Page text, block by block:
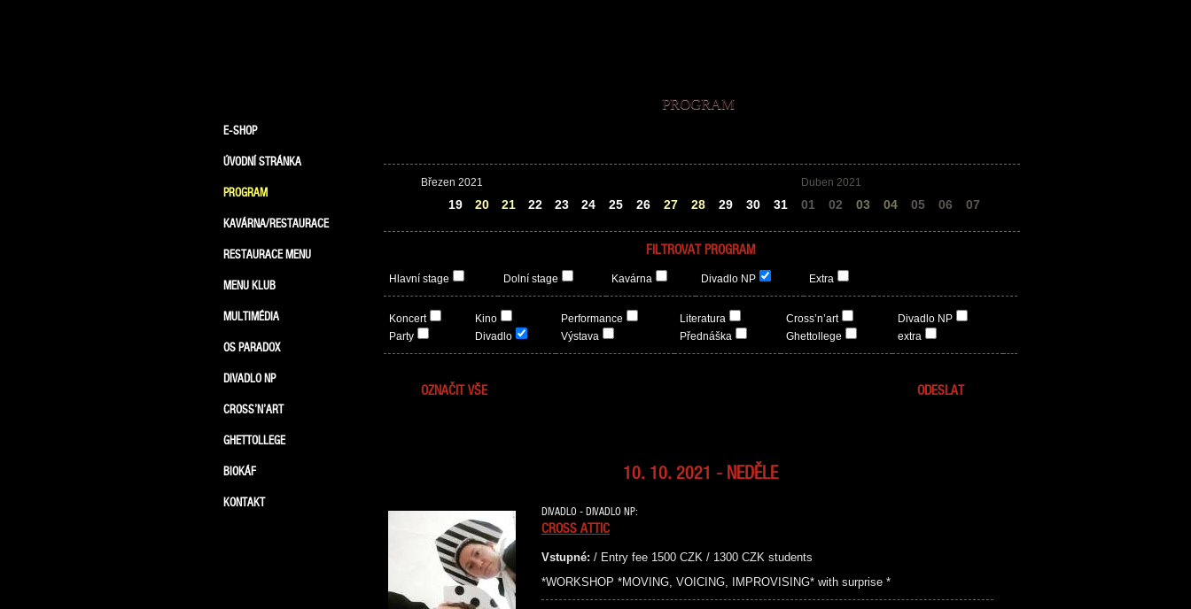
E-SHOP
ÚVODNÍ STRÁNKA
PROGRAM
KAVÁRNA/RESTAURACE
RESTAURACE MENU
MENU KLUB
MULTIMÉDIA
OS PARADOX
DIVADLO NP
CROSS’N’ART
GHETTOLLEGE
BIOKÁF
KONTAKT
PROGRAM
Březen 2021
19 20 21 22 23 24 25 26 27 28 29 30 31
Duben 2021
01 02 03 04 05 06 07
FILTROVAT PROGRAM
Hlavní stage Dolní stage Kavárna Divadlo NP Extra
Koncert
Party
Kino
Divadlo
Performance
Výstava
Literatura
Přednáška
Cross’n’art
Ghettollege
Divadlo NP
extra
OZNAČIT VŠE
10. 10. 2021 - NEDĚLE
DIVADLO - DIVADLO NP:
CROSS ATTIC
Vstupné: / Entry fee 1500 CZK / 1300 CZK students
*WORKSHOP *MOVING, VOICING, IMPROVISING* with surprise *